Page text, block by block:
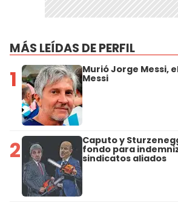
MÁS LEÍDAS DE PERFIL
1 Murió Jorge Messi,
Messi
2 Caputo y
fondo para
sindicatos aliados